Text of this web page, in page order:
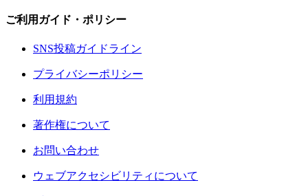
ご利用ガイド・ポリシー
SNS投稿ガイドライン
プライバシーポリシー
利用規約
著作権について
お問い合わせ
ウェブアクセシビリティについて